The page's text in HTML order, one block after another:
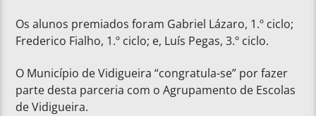
Os alunos premiados foram Gabriel Lázaro, 1.º ciclo;
Frederico Fialho, 1.º ciclo; e, Luís Pegas, 3.º ciclo.
O Município de Vidigueira “congratula-se” por fazer
parte desta parceria com o Agrupamento de Escolas
de Vidigueira.